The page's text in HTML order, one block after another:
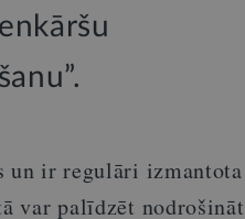
un ir regulāri izmantota
var palīdzēt nodrošināt